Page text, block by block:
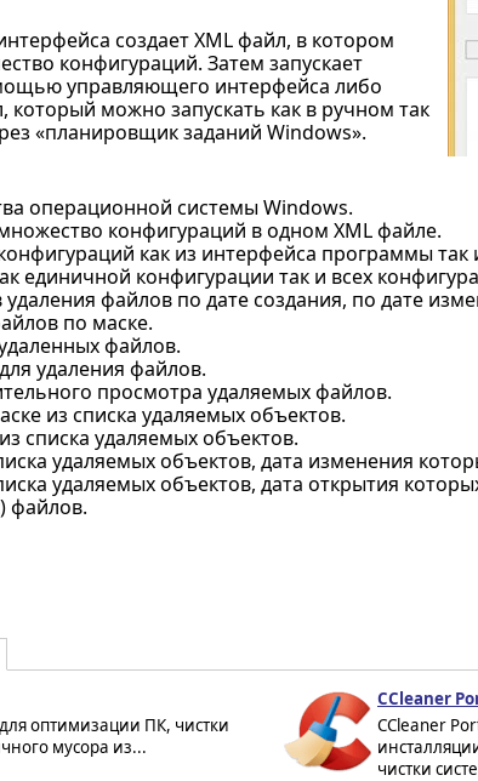
создает XML файл, в котором
конфигураций. Затем запускает
управляющего интерфейса либо
можно запускать как в ручном так
«планировщик заданий Windows».
операционной системы Windows.
конфигураций в одном XML файле.
как из интерфейса программы так
единичной конфигурации так и всех
файлов по дате создания, по дате
по маске.
файлов.
удаления файлов.
просмотра удаляемых файлов.
из списка удаляемых объектов.
списка удаляемых объектов.
удаляемых объектов, дата изменения
удаляемых объектов, дата открытия
файлов.
оптимизации ПК, чистки
мусора из...
CCleaner
CCleaner
чистки